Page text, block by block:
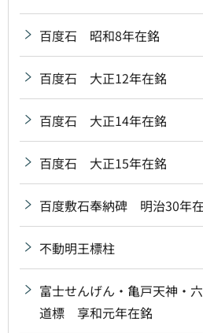
百度石 昭和8年在銘
百度石 大正12年在銘
百度石 大正14年在銘
百度石 大正15年在銘
百度敷石奉納碑 明治30年
不動明王標柱
富士せんげん・亀戸天神・
道標 享和元年在銘